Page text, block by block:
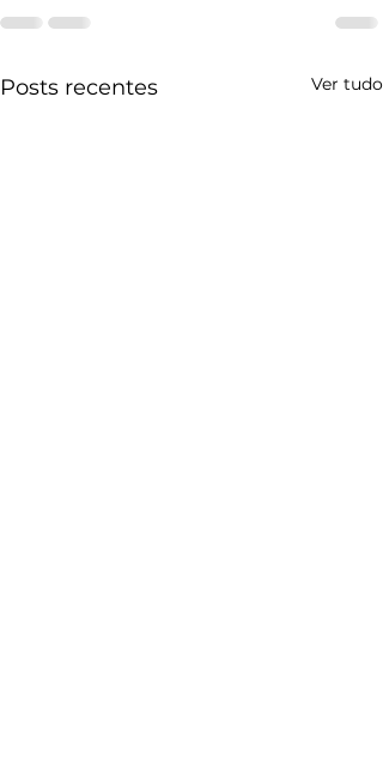
Posts recentes Ver tudo